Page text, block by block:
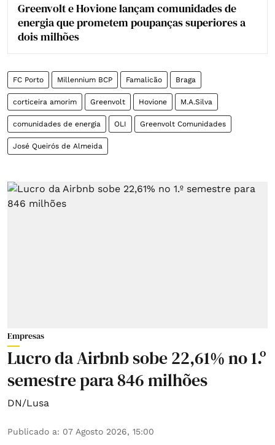
Greenvolt e Hovione lançam comunidades de
energia que prometem poupanças superiores a
dois milhões
FC Porto Millennium BCP Famalicão Braga
corticeira amorim Greenvolt Hovione M.A.Silva
comunidades de energia OLI Greenvolt Comunidades
José Queirós de Almeida
Empresas
Lucro da Airbnb sobe 22,61% no 1.º
semestre para 846 milhões
DN/Lusa
Publicado a: 07 Agosto 2026, 15:00